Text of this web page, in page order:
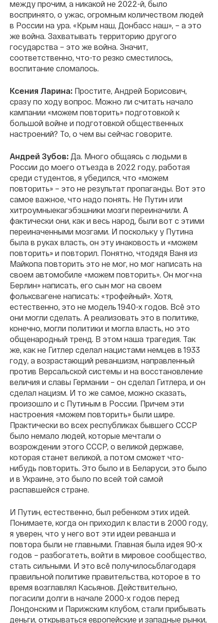
между прочим, а никакой не 2022-й, было
воспринято, о ужас, огромным количеством людей
в России на ура. «Крым наш, Донбасс наш», – а это
же война. Захватывать территорию другого
государства – это же война. Значит,
соответственно, что-то резко сместилось,
воспитание сломалось.
Ксения Ларина: Простите, Андрей Борисович,
сразу по ходу вопрос. Можно ли считать начало
кампании «можем повторить» подготовкой к
большой войне и подготовкой общественных
настроений? То, о чем вы сейчас говорите.
Андрей Зубов: Да. Много общаясь с людьми в
России до моего отъезда в 2022 году, работая
среди студентов, я убедился, что «можем
повторить» – это не результат пропаганды. Вот это
самое важное, что надо понять. Не Путин или
хитроумныекагэбэшники мозги переиначили. А
фактически они, как и весь народ, были вот с этими
переиначенными мозгами. И поскольку у Путина
была в руках власть, он эту инаковость и «можем
повторить» и повторил. Понятно, чтодядя Ваня из
Майкопа повторить это не мог, но мог написать на
своем автомобиле «можем повторить». Он мог«на
Берлин» написать, его сын мог на своем
фольксвагене написать: «трофейный». Хотя,
естественно, это не модель 1940-х годов. Всё это
они могли сделать. А реализовать это в политике,
конечно, могли политики и могла власть, но это
общенародный тренд. В этом наша трагедия. Так
же, как не Гитлер сделал нацистами немцев в 1933
году, а возрастающий реваншизм, направленный
против Версальской системы и на восстановление
величия и славы Германии – он сделал Гитлера, и он
сделал нацизм. И то же самое, можно сказать,
произошло и с Путиным в России. Причем эти
настроения «можем повторить» были шире.
Практически во всех республиках бывшего СССР
было немало людей, которые мечтали о
возрождении этого СССР, о великой державе,
которая станет великой, а потом сможет что-
нибудь повторить. Это было и в Беларуси, это было
и в Украине, это было по всей той самой
распавшейся стране.
И Путин, естественно, был ребенком этих идей.
Понимаете, когда он приходил к власти в 2000 году,
я уверен, что у него вот эти идеи реванша и
повтора были не главными. Главная была идея 90-х
годов – разбогатеть, войти в мировое сообщество,
стать сильными. И это всё получилосьблагодаря
правильной политике правительства, которое в то
время возглавлял Касьянов. Действительно,
погасили долги в начале 2000-х годов перед
Лондонским и Парижским клубом, стали прибывать
деньги, открываться европейские и западные рынки,